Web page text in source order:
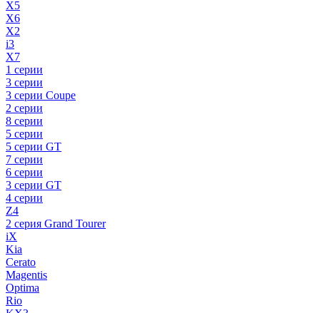
X5
X6
X2
i3
X7
1 серии
3 серии
3 серии Coupe
2 серии
8 серии
5 серии
5 серии GT
7 серии
6 серии
3 серии GT
4 серии
Z4
2 серия Grand Tourer
iX
Kia
Cerato
Magentis
Optima
Rio